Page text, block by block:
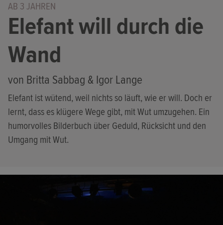
AB 3 JAHREN
Elefant will durch die
Wand
von Britta Sabbag & Igor Lange
Elefant ist wütend, weil nichts so läuft, wie er will. Doch er
lernt, dass es klügere Wege gibt, mit Wut umzugehen. Ein
humorvolles Bilderbuch über Geduld, Rücksicht und den
Umgang mit Wut.